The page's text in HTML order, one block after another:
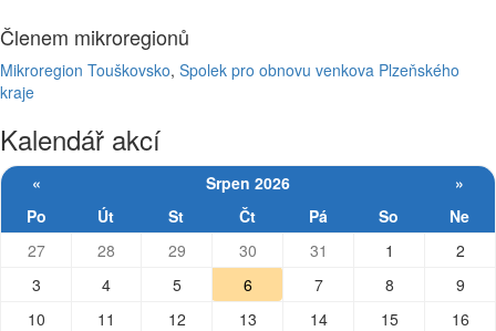
Členem mikroregionů
Mikroregion Touškovsko, Spolek pro obnovu venkova Plzeňského
kraje
Kalendář akcí
« Srpen 2026
»
Po
Út St Čt Pá So
Ne
27
28 29 30 31 1
2
3
4 5 6 7 8
9
10
11 12 13 14 15
16